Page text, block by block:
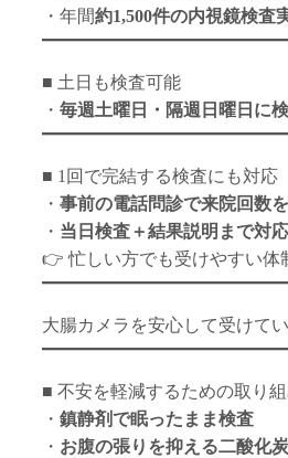
・年間約1,500件の内視鏡検査
■ 土日も検査可能
・毎週土曜日・隔週日曜日に
■ 1回で完結する検査にも対応
・事前の電話問診で来院回数
・ 当日検査＋結果説明まで対
👉 忙しい方でも受けやすい体
大腸カメラを安心して受けて
■ 不安を軽減するための取り
・鎮静剤で眠ったまま検査
・ お腹の張りを抑える二酸化